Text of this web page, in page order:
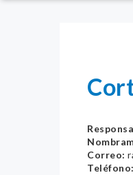
Correo:
Teléfono: